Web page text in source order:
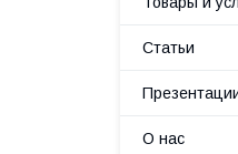
Статьи
О нас